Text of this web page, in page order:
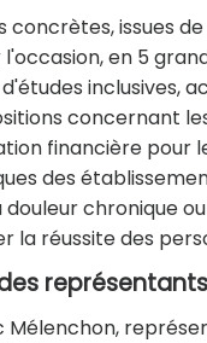
concrètes, issues
en 5
inclusives,
concernant
financière pour
des
chronique
la réussite des
représentants
Mélenchon,